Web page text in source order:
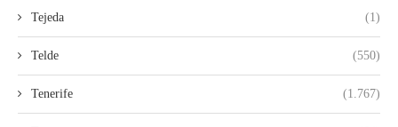
Tejeda (1)
Telde (550)
Tenerife (1.767)